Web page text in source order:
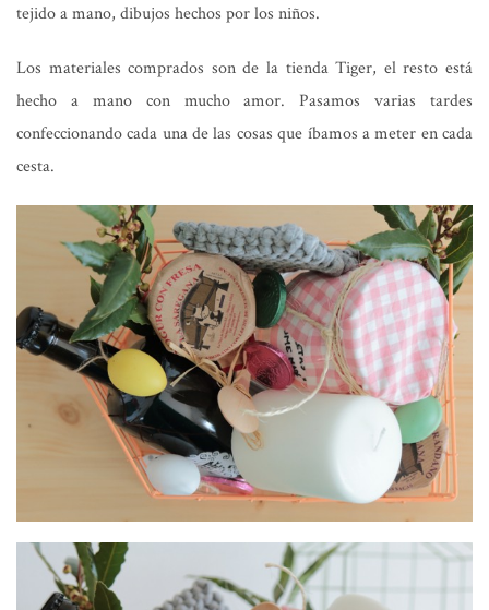
tejido a mano, dibujos hechos por los niños.
Los materiales comprados son de la tienda Tiger, el resto está
hecho a mano con mucho amor. Pasamos varias tardes
confeccionando cada una de las cosas que íbamos a meter en cada
cesta.